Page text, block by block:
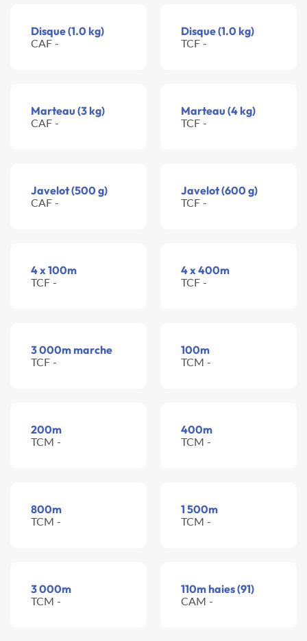
Disque (1.0 kg)
CAF -
Disque (1.0 kg)
TCF -
Marteau (3 kg)
CAF -
Marteau (4 kg)
TCF -
Javelot (500 g)
CAF -
Javelot (600 g)
TCF -
4 x 100m
TCF -
4 x 400m
TCF -
3 000m marche
TCF -
100m
TCM -
200m
TCM -
400m
TCM -
800m
TCM -
1 500m
TCM -
3 000m
TCM -
110m haies (91)
CAM -